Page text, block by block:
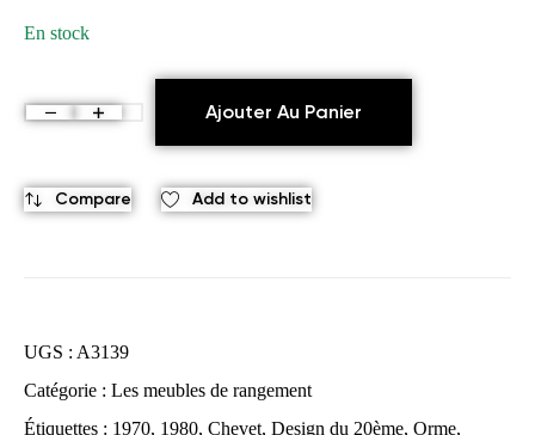
En stock
Ajouter Au Panier
Compare Add to wishlist
UGS : A3139
Catégorie : Les meubles de rangement
Étiquettes : 1970, 1980, Chevet, Design du 20ème, Orme,